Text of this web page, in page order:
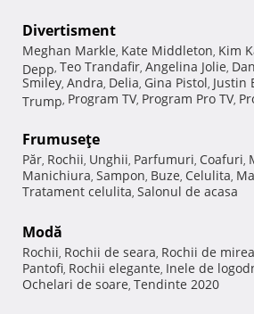
Divertisment
Meghan Markle, Kate Middleton, Kim
Depp, Teo Trandafir, Angelina Jolie,
Smiley, Andra, Delia, Gina Pistol, Justin
Trump, Program TV, Program Pro TV,
Frumuseţe
Păr, Rochii, Unghii, Parfumuri, Coafuri,
Manichiura, Sampon, Buze, Celulita,
Tratament celulita, Salonul de acasa
Modă
Rochii, Rochii de seara, Rochii de
Pantofi, Rochii elegante, Inele de
Ochelari de soare, Tendinte 2020